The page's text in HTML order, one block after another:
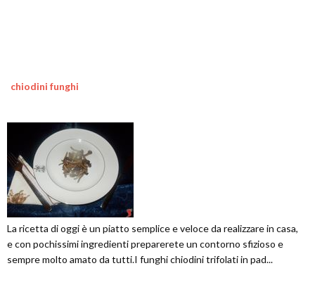
chiodini funghi
La ricetta di oggi è un piatto semplice e veloce da realizzare in casa,
e con pochissimi ingredienti preparerete un contorno sfizioso e
sempre molto amato da tutti.I funghi chiodini trifolati in pad...